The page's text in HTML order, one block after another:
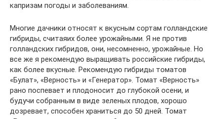
капризам погоды и заболеваниям.
Многие дачники относят к вкусным сортам голландские
гибриды, считаяих более урожайными. Я не против
голландских гибридов, они, несомненно, урожайные. Но
все же я рекомендую выращивать российские гибриды,
как более вкусные. Рекомендую гибриды томатов
«Булат», «Верность» и «Генератор». Томат «Верность»
рано поспевает и плодоносит до глубокой осени, и
будучи собранным в виде зеленых плодов, хорошо
дозревает, способен храниться до 50 дней. Томат